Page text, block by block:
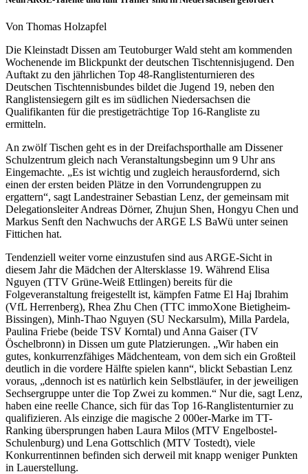
Von Thomas Holzapfel
Die Kleinstadt Dissen am Teutoburger Wald steht am kommenden
Wochenende im Blickpunkt der deutschen Tischtennisjugend. Den
Auftakt zu den jährlichen Top 48-Ranglistenturnieren des
Deutschen Tischtennisbundes bildet die Jugend 19, neben den
Ranglistensiegern gilt es im südlichen Niedersachsen die
Qualifikanten für die prestigeträchtige Top 16-Rangliste zu
ermitteln.
An zwölf Tischen geht es in der Dreifachsporthalle am Dissener
Schulzentrum gleich nach Veranstaltungsbeginn um 9 Uhr ans
Eingemachte. „Es ist wichtig und zugleich herausfordernd, sich
einen der ersten beiden Plätze in den Vorrundengruppen zu
ergattern“, sagt Landestrainer Sebastian Lenz, der gemeinsam mit
Delegationsleiter Andreas Dörner, Zhujun Shen, Hongyu Chen und
Markus Senft den Nachwuchs der ARGE LS BaWü unter seinen
Fittichen hat.
Tendenziell weiter vorne einzustufen sind aus ARGE-Sicht in
diesem Jahr die Mädchen der Altersklasse 19. Während Elisa
Nguyen (TTV Grüne-Weiß Ettlingen) bereits für die
Folgeveranstaltung freigestellt ist, kämpfen Fatme El Haj Ibrahim
(VfL Herrenberg), Rhea Zhu Chen (TTC immoXone Bietigheim-
Bissingen), Minh-Thao Nguyen (SU Neckarsulm), Milla Pardela,
Paulina Friebe (beide TSV Korntal) und Anna Gaiser (TV
Öschelbronn) in Dissen um gute Platzierungen. „Wir haben ein
gutes, konkurrenzfähiges Mädchenteam, von dem sich ein Großteil
deutlich in die vordere Hälfte spielen kann“, blickt Sebastian Lenz
voraus, „dennoch ist es natürlich kein Selbstläufer, in der jeweiligen
Sechsergruppe unter die Top Zwei zu kommen.“ Nur die, sagt Lenz,
haben eine reelle Chance, sich für das Top 16-Ranglistenturnier zu
qualifizieren. Als einzige die magische 2 000er-Marke im TT-
Ranking übersprungen haben Laura Milos (MTV Engelbostel-
Schulenburg) und Lena Gottschlich (MTV Tostedt), viele
Konkurrentinnen befinden sich derweil mit knapp weniger Punkten
in Lauerstellung.